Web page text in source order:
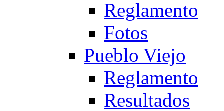
Reglamento
Fotos
Pueblo Viejo
Reglamento
Resultados